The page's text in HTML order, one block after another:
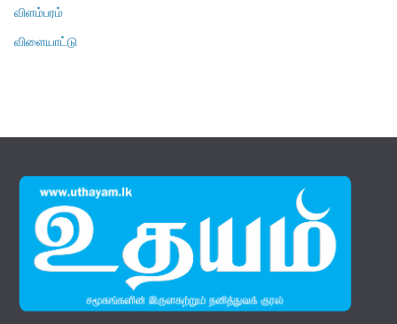
விளம்பரம்
விளையாட்டு